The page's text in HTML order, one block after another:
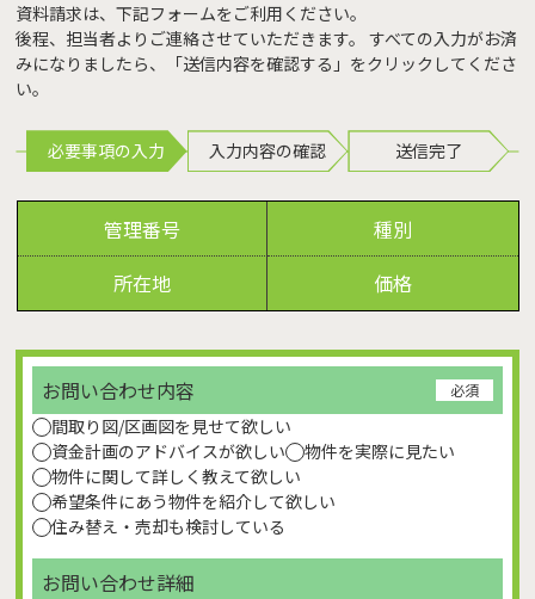
資料請求は、下記フォームをご利用ください。
後程、担当者よりご連絡させていただきます。 すべての入力がお済
みになりましたら、「送信内容を確認する」をクリックしてくださ
い。
必要事項の入力 入力内容の確認 送信完了
管理番号
種別
所在地
価格
お問い合わせ内容 必須
間取り図/区画図を見せて欲しい
資金計画のアドバイスが欲しい
物件を実際に見たい
物件に関して詳しく教えて欲しい
希望条件にあう物件を紹介して欲しい
住み替え・売却も検討している
お問い合わせ詳細